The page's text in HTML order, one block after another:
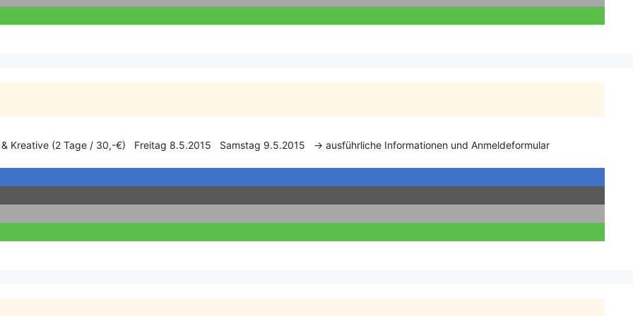
& Kreative (2 Tage / 30,-€) Freitag 8.5.2015 Samstag 9.5.2015 → ausführliche Informationen und Anmeldeformular